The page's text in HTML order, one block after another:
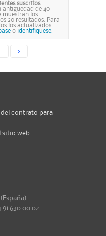
suscritos
antiguedad de 40
muestran los
20 resultados. Para
los actualizados...
o identifiquese.
>
del contrato para
sitio web
(España)
91 630 00 02